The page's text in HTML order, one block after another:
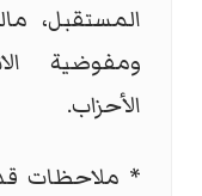
المستقبل،
ومفوضية
الأحزاب.
* ملاحظات